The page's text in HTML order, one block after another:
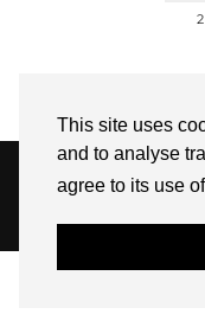
This site uses
and to analyse
agree to its use
CONFIDENTIALITÉ